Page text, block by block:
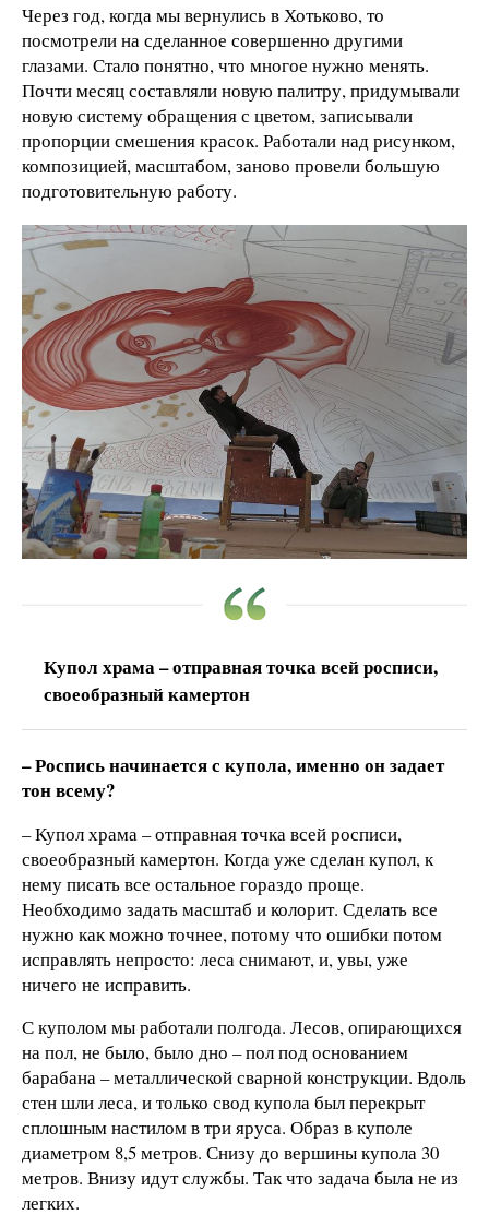
Через год, когда мы вернулись в Хотьково, то
посмотрели на сделанное совершенно другими
глазами. Стало понятно, что многое нужно менять.
Почти месяц составляли новую палитру, придумывали
новую систему обращения с цветом, записывали
пропорции смешения красок. Работали над рисунком,
композицией, масштабом, заново провели большую
подготовительную работу.
Купол храма – отправная точка всей росписи,
своеобразный камертон
– Роспись начинается с купола, именно он задает
тон всему?
– Купол храма – отправная точка всей росписи,
своеобразный камертон. Когда уже сделан купол, к
нему писать все остальное гораздо проще.
Необходимо задать масштаб и колорит. Сделать все
нужно как можно точнее, потому что ошибки потом
исправлять непросто: леса снимают, и, увы, уже
ничего не исправить.
С куполом мы работали полгода. Лесов, опирающихся
на пол, не было, было дно – пол под основанием
барабана – металлической сварной конструкции. Вдоль
стен шли леса, и только свод купола был перекрыт
сплошным настилом в три яруса. Образ в куполе
диаметром 8,5 метров. Снизу до вершины купола 30
метров. Внизу идут службы. Так что задача была не из
легких.